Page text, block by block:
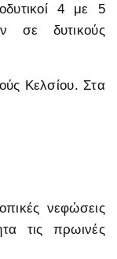
4 με 5
σε δυτικούς
Κελσίου. Στα
νεφώσεις
τις πρωινές